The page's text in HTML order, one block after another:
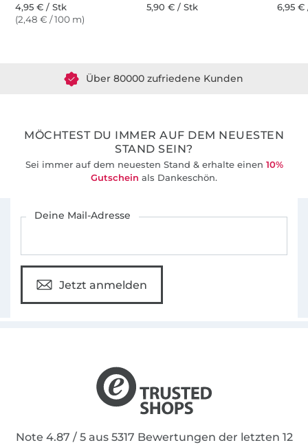
4,95 € / Stk
(2,48 € / 100 m)
5,90 € / Stk 6,95 €
MÖCHTEST DU IMMER AUF DEM NEUESTEN
STAND SEIN?
Sei immer auf dem neuesten Stand & erhalte einen 10%
Gutschein als Dankeschön.
Deine Mail-Adresse
Jetzt anmelden
Note 4.87 / 5 aus 5317 Bewertungen der letzten 12